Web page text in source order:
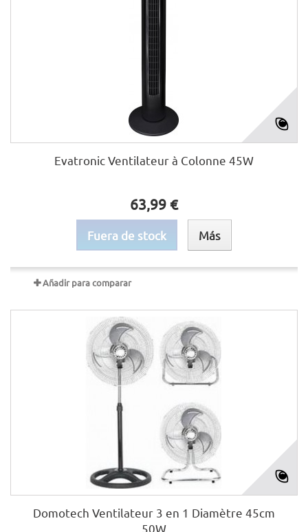
Evatronic Ventilateur à Colonne 45W
63,99 €
Fuera de stock Más
Añadir para comparar
Domotech Ventilateur 3 en 1 Diamètre 45cm
50W